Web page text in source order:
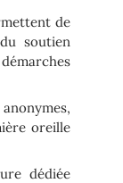
de
soutien
oreille
dédiée